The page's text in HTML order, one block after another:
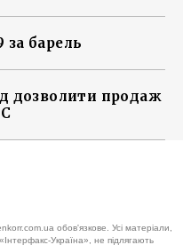
за барель
дозволити продаж
обов'язкове. Усі матеріали,
Україна», не підлягають